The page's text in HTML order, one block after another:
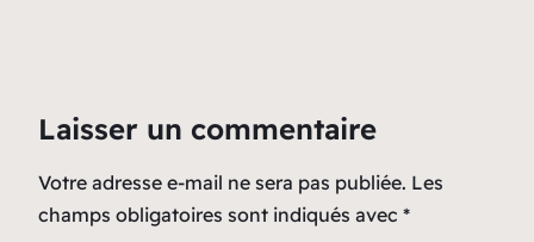
Laisser un commentaire
Votre adresse e-mail ne sera pas publiée. Les
champs obligatoires sont indiqués avec *